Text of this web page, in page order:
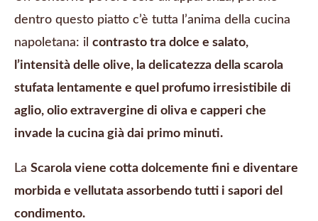
dentro questo piatto c’è tutta l’anima della cucina
napoletana: il contrasto tra dolce e salato,
l’intensità delle olive, la delicatezza della scarola
stufata lentamente e quel profumo irresistibile di
aglio, olio extravergine di oliva e capperi che
invade la cucina già dai primo minuti.
La Scarola viene cotta dolcemente fini e diventare
morbida e vellutata assorbendo tutti i sapori del
condimento.